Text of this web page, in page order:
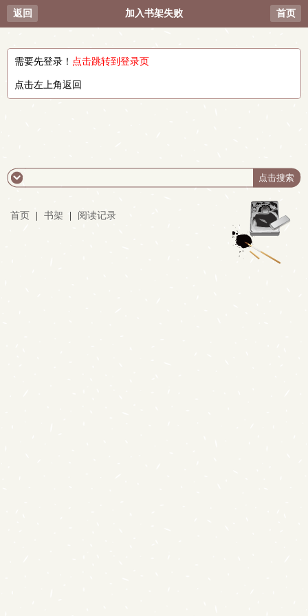
返回 加入书架失败 首页
需要先登录！ 点击跳转到登录页
点击左上角返回
首页 书架 阅读记录